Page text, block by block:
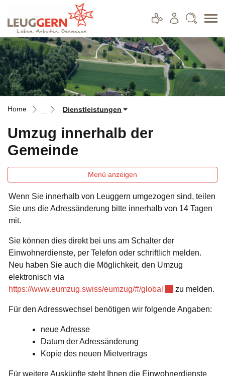
zur Startseite
Direkt zur Hauptnavigation
Direkt zum Inhalt
Direkt zur Suche
Direkt zum Stichwortverzeichnis
Home Dienstleistungen
Umzug innerhalb der
Gemeinde
Menü anzeigen
Wenn Sie innerhalb von Leuggern umgezogen sind, teilen
Sie uns die Adressänderung bitte innerhalb von 14 Tagen
mit.
Sie können dies direkt bei uns am Schalter der
Einwohnerdienste, per Telefon oder schriftlich melden.
Neu haben Sie auch die Möglichkeit, den Umzug
elektronisch via
https://www.eumzug.swiss/eumzug/#/global
Externer Link
zu melden.
Für den Adresswechsel benötigen wir folgende Angaben:
neue Adresse
Datum der Adressänderung
Kopie des neuen Mietvertrags
Für weitere Auskünfte steht Ihnen die Einwohnerdienste
Zugehörige Objekte